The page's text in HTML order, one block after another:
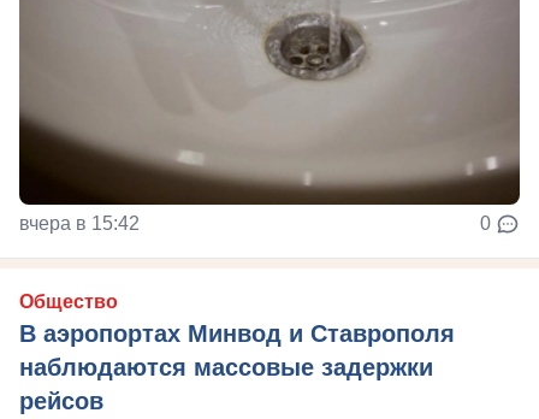
вчера в 15:42 0
Общество
В аэропортах Минвод и Ставрополя
наблюдаются массовые задержки
рейсов